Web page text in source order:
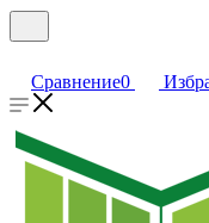
Сравнение0